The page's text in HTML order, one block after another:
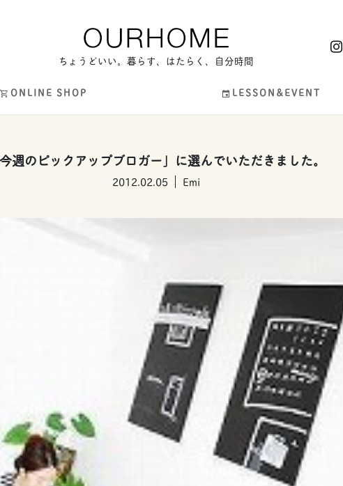
ちょうどいい。暮らす、はたらく、自分時間
ONLINE SHOP LESSON&EVENT
週のピックアップブロガー」に選んでいただきました。
2012.02.05 Emi